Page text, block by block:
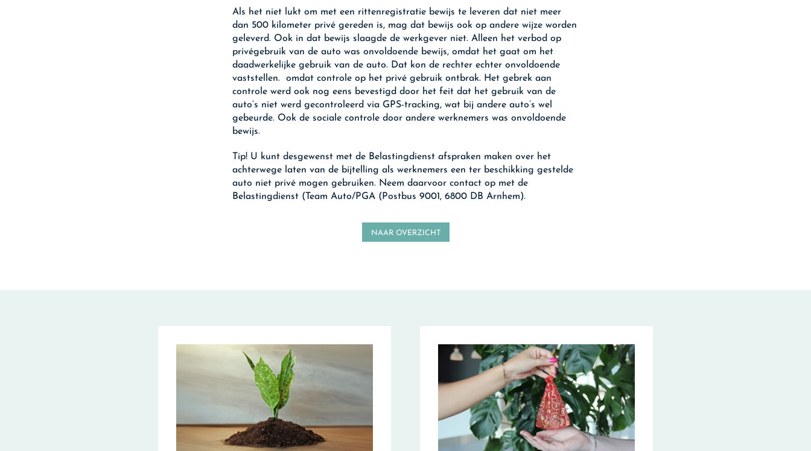
Als het niet lukt om met een rittenregistratie bewijs te leveren dat niet meer
dan 500 kilometer privé gereden is, mag dat bewijs ook op andere wijze worden
geleverd. Ook in dat bewijs slaagde de werkgever niet. Alleen het verbod op
privégebruik van de auto was onvoldoende bewijs, omdat het gaat om het
daadwerkelijke gebruik van de auto. Dat kon de rechter echter onvoldoende
vaststellen. omdat controle op het privé gebruik ontbrak. Het gebrek aan
controle werd ook nog eens bevestigd door het feit dat het gebruik van de
auto’s niet werd gecontroleerd via GPS-tracking, wat bij andere auto’s wel
gebeurde. Ook de sociale controle door andere werknemers was onvoldoende
bewijs.
Tip! U kunt desgewenst met de Belastingdienst afspraken maken over het
achterwege laten van de bijtelling als werknemers een ter beschikking gestelde
auto niet privé mogen gebruiken. Neem daarvoor contact op met de
Belastingdienst (Team Auto/PGA (Postbus 9001, 6800 DB Arnhem).
NAAR OVERZICHT